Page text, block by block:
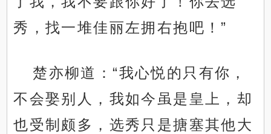
秀，找一堆佳丽左拥右抱吧！”
楚亦柳道：“我心悦的只有你，
不会娶别人，我如今虽是皇上，却
也受制颇多，选秀只是搪塞其他大